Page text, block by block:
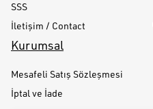
SSS
İletişim / Contact
Kurumsal
Mesafeli Satış Sözleşmesi
İptal ve İade